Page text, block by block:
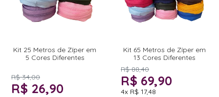
Kit 25 Metros de Zíper em
5 Cores Diferentes
R$ 34,00
R$ 26,90
Kit 65 Metros de Zíper em
13 Cores Diferentes
R$ 88,40
R$ 69,90
4x R$ 17,48